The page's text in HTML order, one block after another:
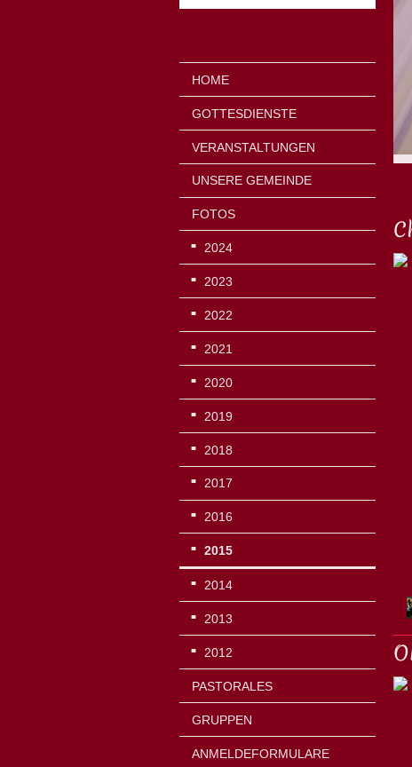
HOME
GOTTESDIENSTE
VERANSTALTUNGEN
UNSERE GEMEINDE
FOTOS
2024
2023
2022
2021
2020
2019
2018
2017
2016
2015
2014
2013
2012
PASTORALES
GRUPPEN
ANMELDEFORMULARE